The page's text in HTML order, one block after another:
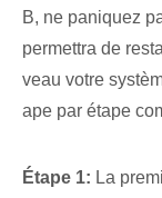
B, ne paniquez
permettra de
veau votre
ape par étape
Étape 1: La